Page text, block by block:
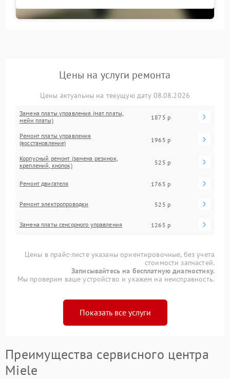
Цены на услуги ремонта
Цены актуальны на текущую дату 08.08.2026
Замена платы управления (мат.платы,
мейн платы)
1875 р
Ремонт платы управления
(восстановление)
1965 р
Корпусный ремонт (замена резинок,
креплений, кнопок)
525 р
Ремонт двигателя 1765 р
Ремонт электропроводки 525 р
Замена платы сенсорного управления 1265 р
Цены в прайс-листе указаны ориентировочные, без учета
стоимости запчастей.
Записывайтесь на бесплатную диагностику.
Мы проверим ваше устройство и укажем на неисправность.
Показать все услуги
Преимущества сервисного центра
Miele